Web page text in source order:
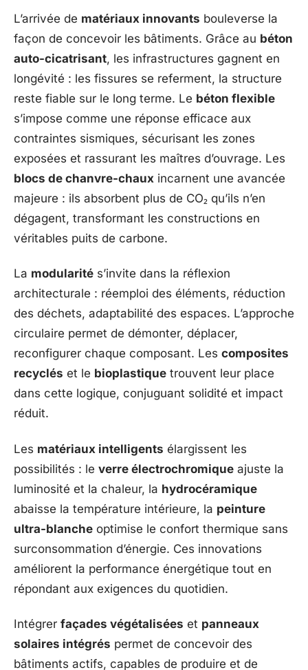
L’arrivée de matériaux innovants bouleverse la
façon de concevoir les bâtiments. Grâce au béton
auto-cicatrisant, les infrastructures gagnent en
longévité : les fissures se referment, la structure
reste fiable sur le long terme. Le béton flexible
s’impose comme une réponse efficace aux
contraintes sismiques, sécurisant les zones
exposées et rassurant les maîtres d’ouvrage. Les
blocs de chanvre-chaux incarnent une avancée
majeure : ils absorbent plus de CO₂ qu’ils n’en
dégagent, transformant les constructions en
véritables puits de carbone.
La modularité s’invite dans la réflexion
architecturale : réemploi des éléments, réduction
des déchets, adaptabilité des espaces. L’approche
circulaire permet de démonter, déplacer,
reconfigurer chaque composant. Les composites
recyclés et le bioplastique trouvent leur place
dans cette logique, conjuguant solidité et impact
réduit.
Les matériaux intelligents élargissent les
possibilités : le verre électrochromique ajuste la
luminosité et la chaleur, la hydrocéramique
abaisse la température intérieure, la peinture
ultra-blanche optimise le confort thermique sans
surconsommation d’énergie. Ces innovations
améliorent la performance énergétique tout en
répondant aux exigences du quotidien.
Intégrer façades végétalisées et panneaux
solaires intégrés permet de concevoir des
bâtiments actifs, capables de produire et de